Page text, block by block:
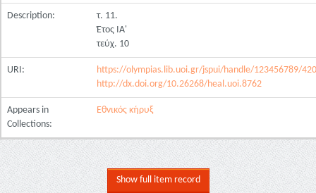
Description:
τ. 11.
Έτος ΙΑ'
τεύχ. 10
URI:
https://olympias.lib.uoi.gr/jspui/handle/123456789/
http://dx.doi.org/10.26268/heal.uoi.8762
Appears in
Collections:
Εθνικός κήρυξ
Show full item record